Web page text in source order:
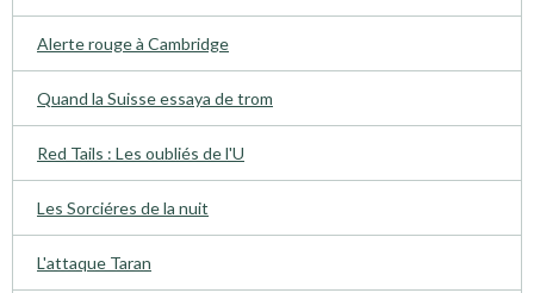
Alerte rouge à Cambridge
Quand la Suisse essaya de trom
Red Tails : Les oubliés de l'U
Les Sorciéres de la nuit
L'attaque Taran